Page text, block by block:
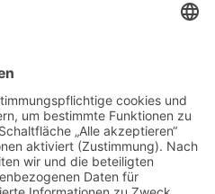
Dorffest